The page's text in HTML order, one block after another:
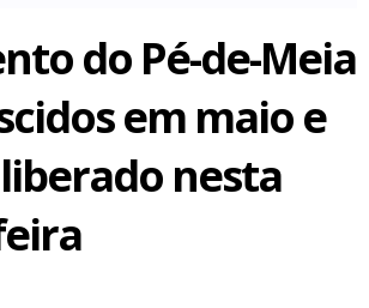
do Pé-de-Meia
em maio e
nesta